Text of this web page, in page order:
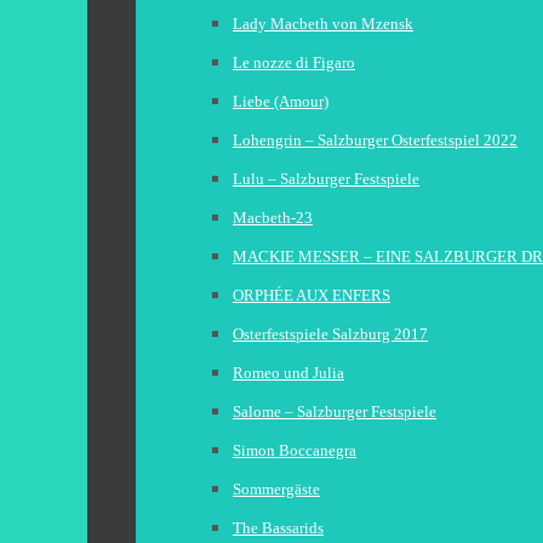
Lady Macbeth von Mzensk
Le nozze di Figaro
Liebe (Amour)
Lohengrin – Salzburger Osterfestspiel 2022
Lulu – Salzburger Festspiele
Macbeth-23
MACKIE MESSER – EINE SALZBURGER
ORPHÉE AUX ENFERS
Osterfestspiele Salzburg 2017
Romeo und Julia
Salome – Salzburger Festspiele
Simon Boccanegra
Sommergäste
The Bassarids